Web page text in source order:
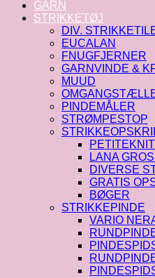
GARN
STRIKKETØJ
DIV.
EUCALAN
FNUGFJERNER
GARNVINDE &
MUUD
PINDEMÅLER
STRØMPESTOP
PETITEKNIT
LANA
DIVERSE
GRATIS
BØGER
STRIKKEPINDE
VARIO